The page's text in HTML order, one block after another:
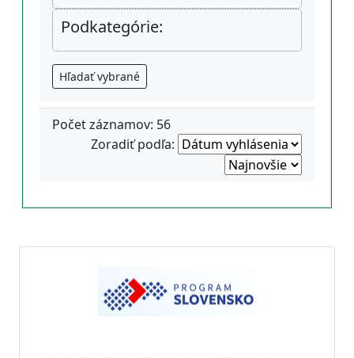
Podkategórie:
Hľadať vybrané
Počet záznamov: 56
Zoradiť podľa: